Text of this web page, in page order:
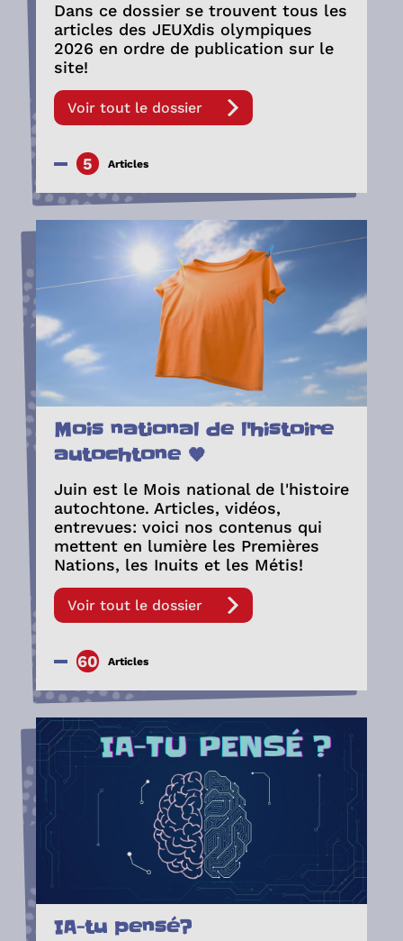
Dans ce dossier se trouvent tous les
articles des JEUXdis olympiques
2026 en ordre de publication sur le
site!
Voir tout le dossier
5 Articles
Mois national de l'histoire
autochtone 🧡
Juin est le Mois national de l'histoire
autochtone. Articles, vidéos,
entrevues: voici nos contenus qui
mettent en lumière les Premières
Nations, les Inuits et les Métis!
Voir tout le dossier
60 Articles
IA-tu pensé?